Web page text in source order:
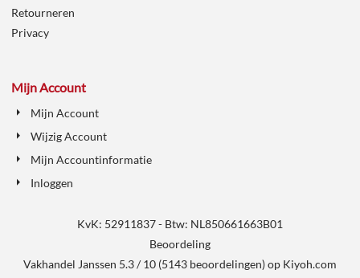
Retourneren
Privacy
Mijn Account
Mijn Account
Wijzig Account
Mijn Accountinformatie
Inloggen
KvK: 52911837 - Btw: NL850661663B01
Beoordeling
Vakhandel Janssen 5.3/10 (5143 beoordelingen) op Kiyoh.com